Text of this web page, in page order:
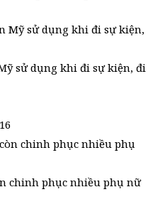
sử dụng khi đi sự kiện, đi
chinh phục nhiều phụ nữ